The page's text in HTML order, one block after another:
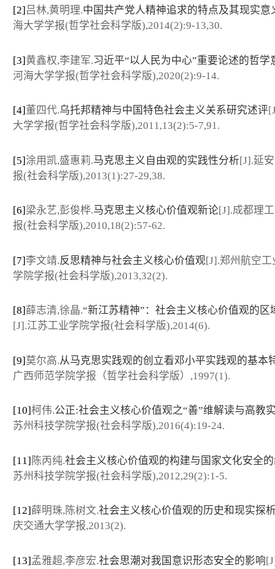
[2] 吕林,黄明理.中国共产党人精神追求的特点及其现实意
海大学学报(哲学社会科学版),2014(2):9-13,30.
[3]黄鑫权,李建军.习近平“以人民为中心”重要论述的哲学
河海大学学报(哲学社会科学版),2020(2):9-14.
[4] 董四代.乌托邦精神与中国特色社会主义关系研究述评
大学学报(哲学社会科学版),2011,13(2):5-7,91.
[5]涂用凯,盛惠莉.马克思主义自由观的实践性分析[J].延
报(社会科学版),2013(1):27-29,38.
[6] 梁永艺,彭俊桦.马克思主义核心价值观新论[J].成都理
报(社会科学版),2010,18(2):57-62.
[7]李文靖.反思精神与社会主义核心价值观[J].郑州航空工
学院学报(社会科学版),2013,32(2).
[8] 薛志清,徐晶.“新江苏精神”：社会主义核心价值观的区
[J].江苏工业学院学报(社会科学版),2014(6).
[9]莫尔高.从马克思实践观的创立看邓小平实践观的基本
广西师范学院学报（哲学社会科学版）,1997(1).
[10]柯伟.公正:社会主义核心价值观之“善”维解读与高教
苏州科技学院学报(社会科学版),2016(4):19-24.
[11] 陈丙纯.社会主义核心价值观的构建与国家文化安全
苏州科技学院学报(社会科学版),2012,29(2):1-5.
[12] 薛明珠,陈树文.社会主义核心价值观的历史和现实探
庆交通大学学报,2013(2).
[13]孟雅超,李彦宏.社会思潮对我国意识形态安全的影响